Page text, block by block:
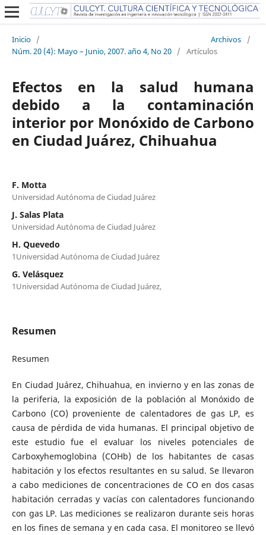
Inicio / Archivos
/
Núm. 20 (4): Mayo – Junio, 2007. año 4, No 20 / Artículos
Efectos en la salud humana
debido a la contaminación
interior por Monóxido de Carbono
en Ciudad Juárez, Chihuahua
F. Motta
Universidad Autónoma de Ciudad Juárez
J. Salas Plata
Universidad Autónoma de Ciudad Juárez
H. Quevedo
1Universidad Autónoma de Ciudad Juárez
G. Velásquez
1Universidad Autónoma de Ciudad Juárez,
Resumen
Resumen
En Ciudad Juárez, Chihuahua, en invierno y en las zonas de
la periferia, la exposición de la población al Monóxido de
Carbono (CO) proveniente de calentadores de gas LP, es
causa de pérdida de vida humanas. El principal objetivo de
este estudio fue el evaluar los niveles potenciales de
Carboxyhemoglobina (COHb) de los habitantes de casas
habitación y los efectos resultantes en su salud. Se llevaron
a cabo mediciones de concentraciones de CO en dos casas
habitación cerradas y vacías con calentadores funcionando
con gas LP. Las mediciones se realizaron durante seis horas
en los fines de semana y en cada casa. El monitoreo se llevó